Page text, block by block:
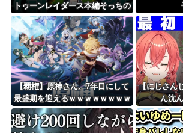
トゥーンレイダース本編そっちの
けで極悪ミニゲームを極めようと
する
【覇権】原神さん、7年目にして
最盛期を迎えるｗｗｗｗｗｗｗｗ
ｗｗ
【にじさん
ん沈